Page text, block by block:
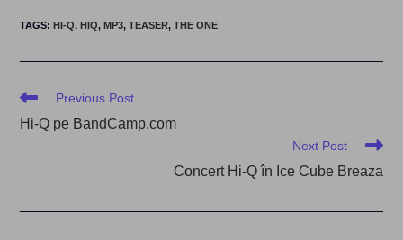
TAGS:HI-Q, HIQ, MP3, TEASER, THE ONE
Read
articles
Previous Post
Hi-Q pe BandCamp.com
Next Post
Concert Hi-Q în Ice Cube Breaza